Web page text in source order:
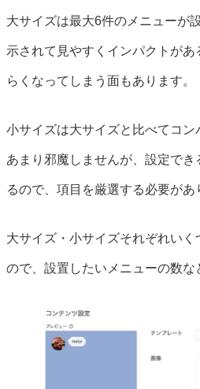
大サイズは最大6件のメニューが
示されて見やすくインパクトが
らくなってしまう面もあります。
小サイズは大サイズと比べてコ
あまり邪魔しませんが、設定で
るので、項目を厳選する必要があ
大サイズ・小サイズそれぞれい
ので、設置したいメニューの数な